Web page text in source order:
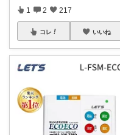
1 2 217
コレ いいね